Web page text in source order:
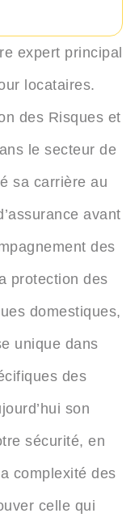
expert principal
locataires.
des Risques et
le secteur de
sa carrière au
avant
des
protection des
domestiques,
unique dans
des
son
sécurité, en
complexité des
celle qui